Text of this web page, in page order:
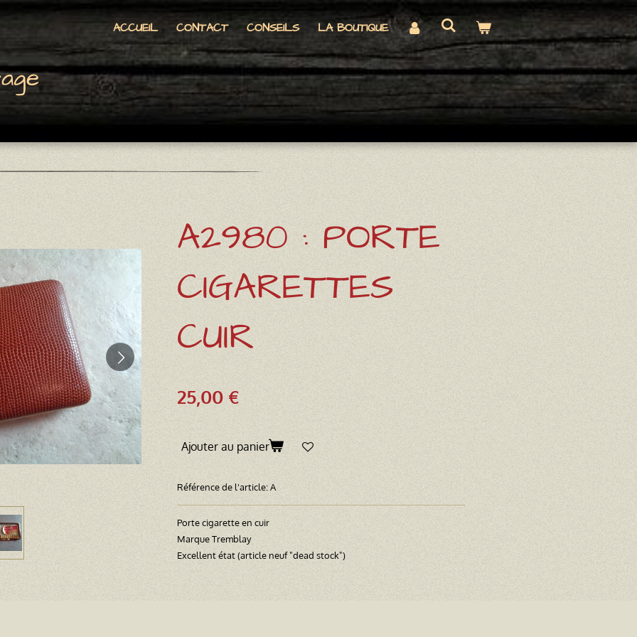
ACCUEIL CONTACT CONSEILS LA BOUTIQUE
A2980 : PORTE
CIGARETTES
CUIR
25,00 €
Ajouter au panier
Référence de l'article:A
Porte cigarette en cuir
Marque Tremblay
Excellent état (article neuf "dead stock")